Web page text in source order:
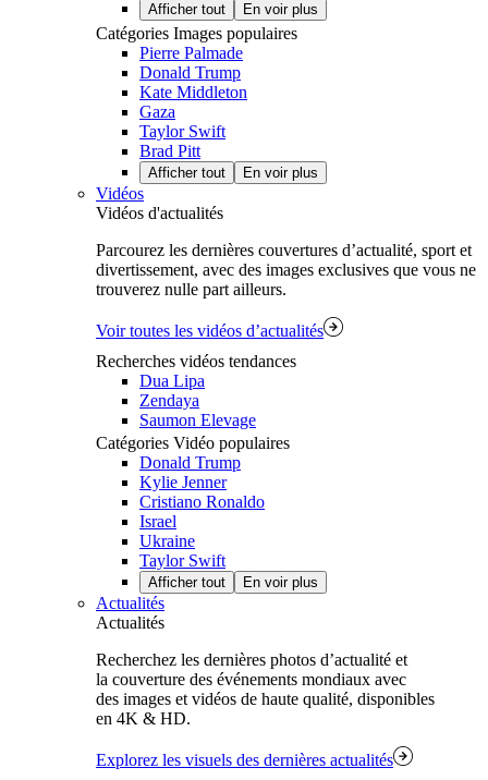
Afficher tout En voir plus
Catégories Images populaires
Pierre Palmade
Donald Trump
Kate Middleton
Gaza
Taylor Swift
Brad Pitt
Afficher tout En voir plus
Vidéos
Vidéos d'actualités
Parcourez les dernières couvertures d’actualité, sport et
divertissement, avec des images exclusives que vous ne
trouverez nulle part ailleurs.
Voir toutes les vidéos d’actualités
Recherches vidéos tendances
Dua Lipa
Zendaya
Saumon Elevage
Catégories Vidéo populaires
Donald Trump
Kylie Jenner
Cristiano Ronaldo
Israel
Ukraine
Taylor Swift
Afficher tout En voir plus
Actualités
Actualités
Recherchez les dernières photos d’actualité et
la couverture des événements mondiaux avec
des images et vidéos de haute qualité, disponibles
en 4K & HD.
Explorez les visuels des dernières actualités